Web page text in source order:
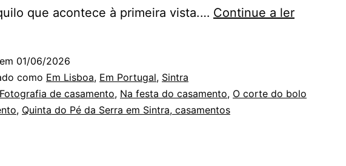
que acontece à primeira vista.… Continue a lerO
Um
01/06/2026
como Em Lisboa, Em Portugal, Sintra
Fotografia de casamento, Na festa do casamento, O corte do bolo
, Quinta do Pé da Serra em Sintra, casamentos